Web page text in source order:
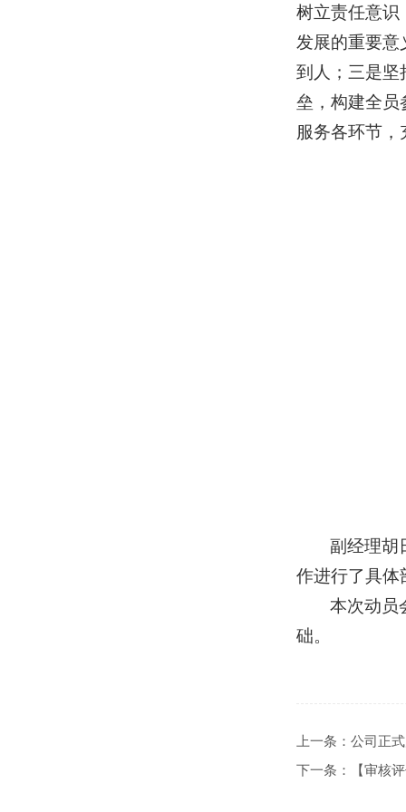
树立责任意识
发展的重要意
到人；三是坚
垒，构建全员
服务各环节
副经理胡
作进行了具体
本次动员
础。
上一条： 公司正
下一条：
【审核